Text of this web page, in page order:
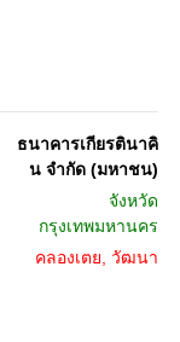
ธนาคารเกียรตินาคิ
น จำกัด (มหาชน)
จังหวัด
กรุงเทพมหานคร
คลองเตย, วัฒนา